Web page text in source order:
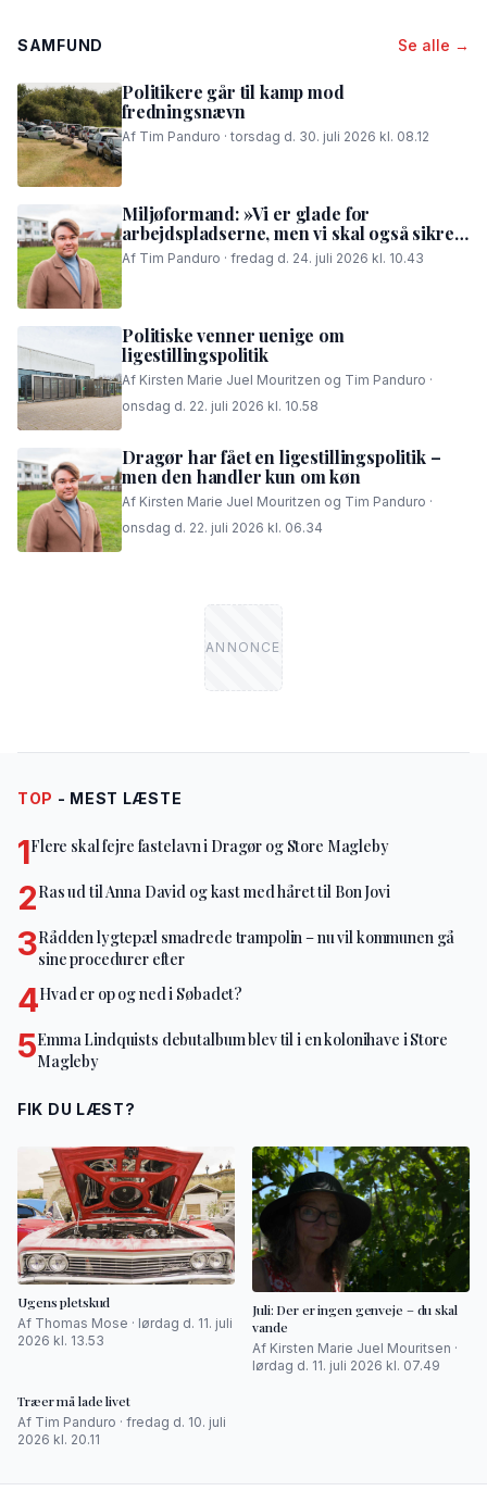
SAMFUND Se alle →
Politikere går til kamp mod
fredningsnævn
Af Tim Panduro · torsdag d. 30. juli 2026 kl. 08.12
Miljøformand: »Vi er glade for
arbejdspladserne, men vi skal også sikre,
at folk i området kan få en god nattesøvn«
Af Tim Panduro · fredag d. 24. juli 2026 kl. 10.43
Politiske venner uenige om
ligestillingspolitik
Af Kirsten Marie Juel Mouritzen og Tim Panduro ·
onsdag d. 22. juli 2026 kl. 10.58
Dragør har fået en ligestillingspolitik –
men den handler kun om køn
Af Kirsten Marie Juel Mouritzen og Tim Panduro ·
onsdag d. 22. juli 2026 kl. 06.34
TOP - MEST LÆSTE
1Flere skal fejre fastelavn i Dragør og Store Magleby
2Ras ud til Anna David og kast med håret til Bon Jovi
3Rådden lygtepæl smadrede trampolin – nu vil kommunen gå
sine procedurer efter
4Hvad er op og ned i Søbadet?
5Emma Lindquists debutalbum blev til i en kolonihave i Store
Magleby
FIK DU LÆST?
Ugens pletskud
Af Thomas Mose · lørdag d. 11. juli
2026 kl. 13.53
Juli: Der er ingen genveje – du skal
vande
Af Kirsten Marie Juel Mouritsen ·
lørdag d. 11. juli 2026 kl. 07.49
Træer må lade livet
Af Tim Panduro · fredag d. 10. juli
2026 kl. 20.11